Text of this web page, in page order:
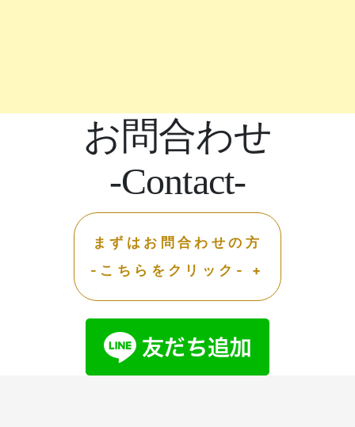
お問合わせ
-Contact-
まずはお問合わせの方
-こちらをクリック- +